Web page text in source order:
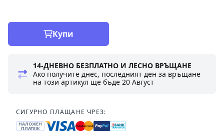
Купи
14-ДНЕВНО БЕЗПЛАТНО И ЛЕСНО ВРЪЩАНЕ
Ако получите днес, последният ден за връщане
на този артикул ще бъде20 Август
СИГУРНО ПЛАЩАНЕ ЧРЕЗ:
НАЛОЖЕН
ПЛАТЕЖ